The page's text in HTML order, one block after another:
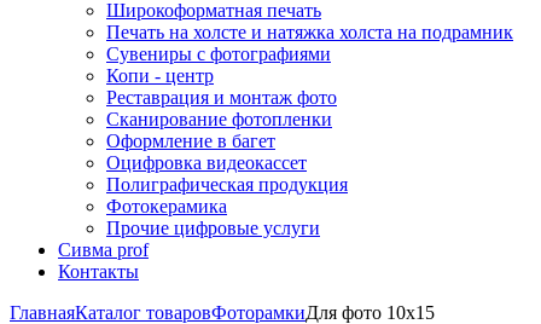
Широкоформатная печать
Печать на холсте и натяжка холста на подрамник
Сувениры с фотографиями
Копи - центр
Реставрация и монтаж фото
Сканирование фотопленки
Оформление в багет
Оцифровка видеокассет
Полиграфическая продукция
Фотокерамика
Прочие цифровые услуги
Сивма prof
Контакты
ГлавнаяКаталог товаровФоторамкиДля фото 10х15